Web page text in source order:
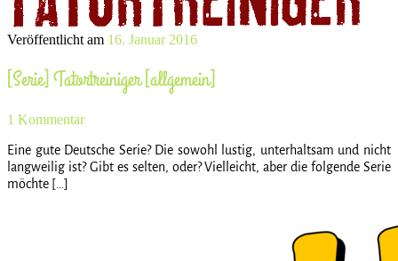
Veröffentlicht am 16. Januar 2016
[Serie] Tatortreiniger [allgemein]
1 Kommentar
Eine gute Deutsche Serie? Die sowohl lustig, unterhaltsam und nicht
langweilig ist? Gibt es selten, oder? Vielleicht, aber die folgende Serie
möchte […]